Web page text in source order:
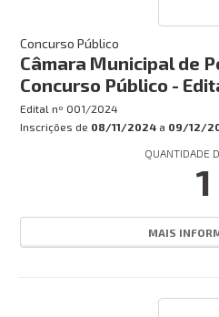
Concurso Público
Câmara Municipal de
Concurso Público -
Edital nº 001/2024
Inscrições de 08/11/2024 a 09/12/
QUANTIDADE
1
MAIS